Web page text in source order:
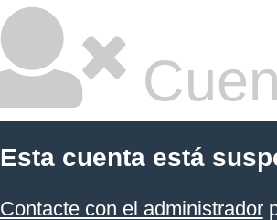
Esta cuenta está
Contacte con el administrador